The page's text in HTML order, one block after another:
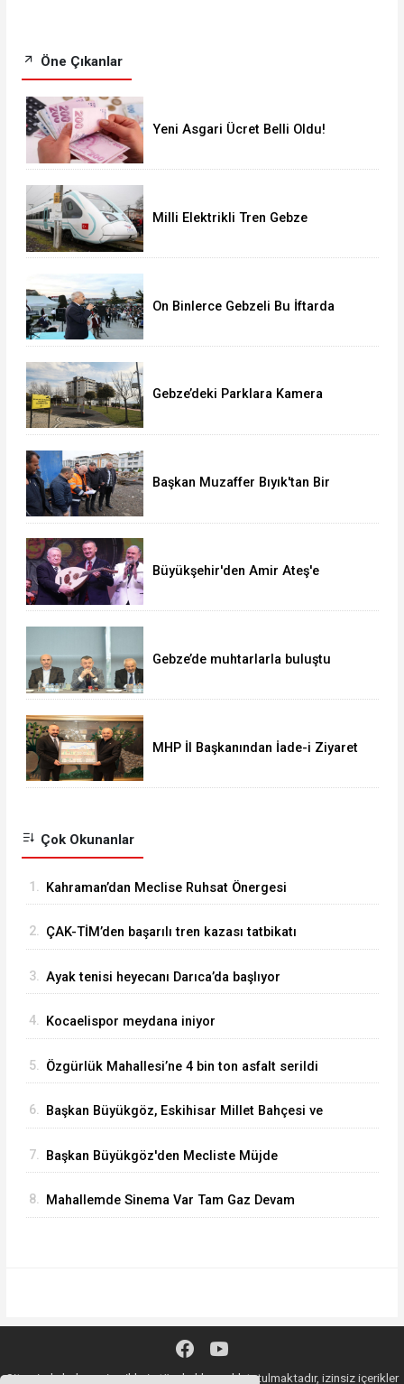
Öne Çıkanlar
Yeni Asgari Ücret Belli Oldu!
Milli Elektrikli Tren Gebze
On Binlerce Gebzeli Bu İftarda
Gebze’deki Parklara Kamera
Başkan Muzaffer Bıyık'tan Bir
Büyükşehir'den Amir Ateş'e
Gebze’de muhtarlarla buluştu
MHP İl Başkanından İade-i Ziyaret
Çok Okunanlar
1. Kahraman’dan Meclise Ruhsat Önergesi
2. ÇAK-TİM’den başarılı tren kazası tatbikatı
3. Ayak tenisi heyecanı Darıca’da başlıyor
4. Kocaelispor meydana iniyor
5. Özgürlük Mahallesi’ne 4 bin ton asfalt serildi
6. Başkan Büyükgöz, Eskihisar Millet Bahçesi ve
7. Başkan Büyükgöz'den Mecliste Müjde
8. Mahallemde Sinema Var Tam Gaz Devam
Sitemizde bulunan içeriklerin tüm hakları saklı tutulmaktadır, izinsiz içerikler